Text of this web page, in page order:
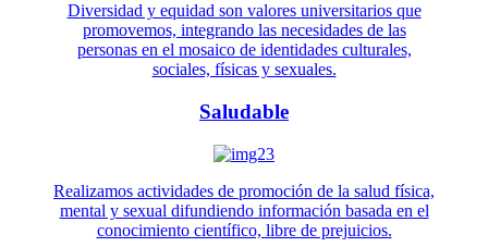
Diversidad y equidad son valores universitarios que
promovemos, integrando las necesidades de las
personas en el mosaico de identidades culturales,
sociales, físicas y sexuales.
Saludable
Realizamos actividades de promoción de la salud física,
mental y sexual difundiendo información basada en el
conocimiento científico, libre de prejuicios.